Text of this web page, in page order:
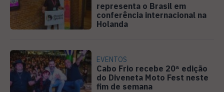
representa o Brasil em
conferência internacional na
Holanda
EVENTOS
Cabo Frio recebe 20ª edição
do Diveneta Moto Fest neste
fim de semana